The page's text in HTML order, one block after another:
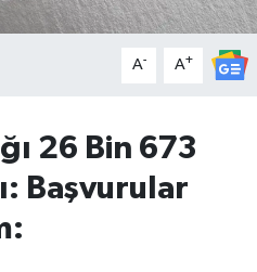
A- A+
26 Bin 673
Başvurular